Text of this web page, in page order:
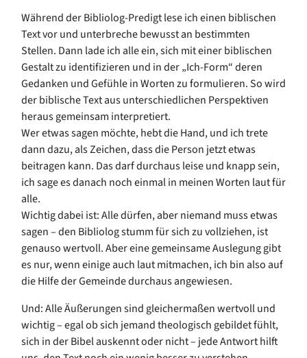
Während der Bibliolog-Predigt lese ich einen biblischen
Text vor und unterbreche bewusst an bestimmten
Stellen. Dann lade ich alle ein, sich mit einer biblischen
Gestalt zu identifizieren und in der „Ich-Form“ deren
Gedanken und Gefühle in Worten zu formulieren. So wird
der biblische Text aus unterschiedlichen Perspektiven
heraus gemeinsam interpretiert.
Wer etwas sagen möchte, hebt die Hand, und ich trete
dann dazu, als Zeichen, dass die Person jetzt etwas
beitragen kann. Das darf durchaus leise und knapp sein,
ich sage es danach noch einmal in meinen Worten laut für
alle.
Wichtig dabei ist: Alle dürfen, aber niemand muss etwas
sagen – den Bibliolog stumm für sich zu vollziehen, ist
genauso wertvoll. Aber eine gemeinsame Auslegung gibt
es nur, wenn einige auch laut mitmachen, ich bin also auf
die Hilfe der Gemeinde durchaus angewiesen.
Und: Alle Äußerungen sind gleichermaßen wertvoll und
wichtig – egal ob sich jemand theologisch gebildet fühlt,
sich in der Bibel auskennt oder nicht – jede Antwort hilft